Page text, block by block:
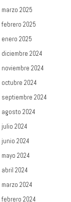
marzo 2025
febrero 2025
enero 2025
diciembre 2024
noviembre 2024
octubre 2024
septiembre 2024
agosto 2024
julio 2024
junio 2024
mayo 2024
abril 2024
marzo 2024
febrero 2024